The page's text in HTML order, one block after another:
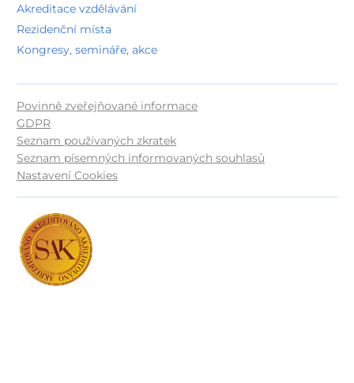
Akreditace vzdělávání
Rezidenční místa
Kongresy, semináře, akce
Povinně zveřejňované informace
GDPR
Seznam používaných zkratek
Seznam písemných informovaných souhlasů
Nastavení Cookies